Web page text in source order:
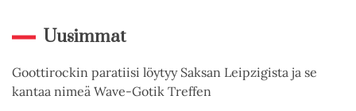
Uusimmat
Goottirockin paratiisi löytyy Saksan Leipzigista ja se
kantaa nimeä Wave-Gotik Treffen